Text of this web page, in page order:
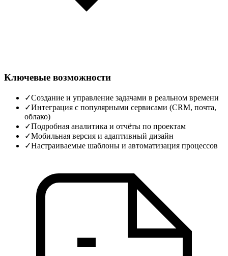
Ключевые возможности
✓Создание и управление задачами в реальном времени
✓Интеграция с популярными сервисами (CRM, почта,
облако)
✓Подробная аналитика и отчёты по проектам
✓Мобильная версия и адаптивный дизайн
✓Настраиваемые шаблоны и автоматизация процессов